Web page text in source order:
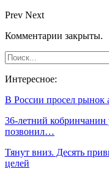
Prev Next
Комментарии закрыты.
Интересное:
В России просел рынок
36-летний кобринчанин
позвонил…
Тянут вниз. Десять
целей